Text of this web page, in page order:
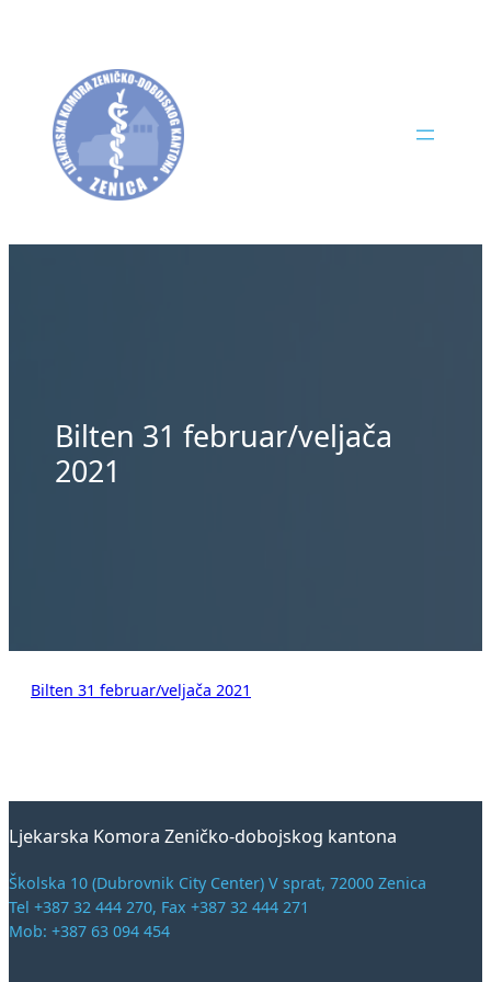
Bilten 31 februar/veljača
2021
Bilten 31 februar/veljača 2021
Ljekarska Komora Zeničko-dobojskog kantona
Školska 10 (Dubrovnik City Center) V sprat, 72000 Zenica
Tel +387 32 444 270, Fax +387 32 444 271
Mob: +387 63 094 454